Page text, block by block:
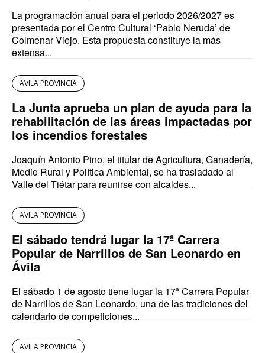
La programación anual para el periodo 2026/2027 es
presentada por el Centro Cultural ‘Pablo Neruda’ de
Colmenar Viejo. Esta propuesta constituye la más
extensa...
AVILA PROVINCIA
La Junta aprueba un plan de ayuda para la
rehabilitación de las áreas impactadas por
los incendios forestales
Joaquín Antonio Pino, el titular de Agricultura, Ganadería,
Medio Rural y Política Ambiental, se ha trasladado al
Valle del Tiétar para reunirse con alcaldes...
AVILA PROVINCIA
El sábado tendrá lugar la 17ª Carrera
Popular de Narrillos de San Leonardo en
Ávila
El sábado 1 de agosto tiene lugar la 17ª Carrera Popular
de Narrillos de San Leonardo, una de las tradiciones del
calendario de competiciones...
AVILA PROVINCIA